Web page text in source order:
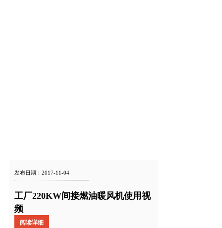
发布日期：2017-11-04
工厂220KW间接燃油暖风机使用视
频
阅读详细